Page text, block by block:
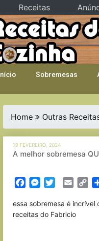
Início Sobremesas
Home Outras
19 FEVEREIRO, 2024
A melhor sobremesa
FacebookMessenger
TwitterEmail
essa sobremesa é
receitas do Fabricio
Receitas